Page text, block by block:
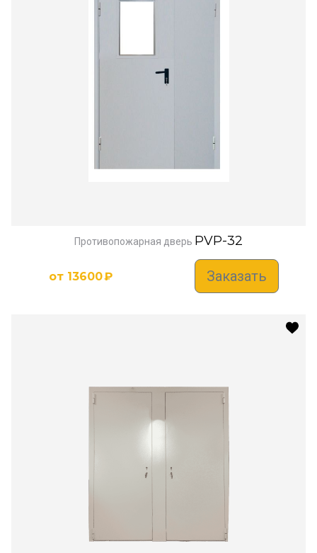
Противопожарная дверь PVP-32
от 13600₽ Заказать